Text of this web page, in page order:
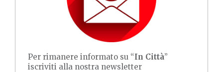
Per rimanere informato su “In Città”
iscriviti alla nostra newsletter